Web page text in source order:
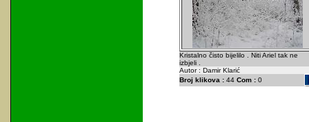
Kristalno čisto bijelilo . Niti Ariel tak ne
izbjeli .
Autor : Damir Klarić
Broj klikova :44 Com :0